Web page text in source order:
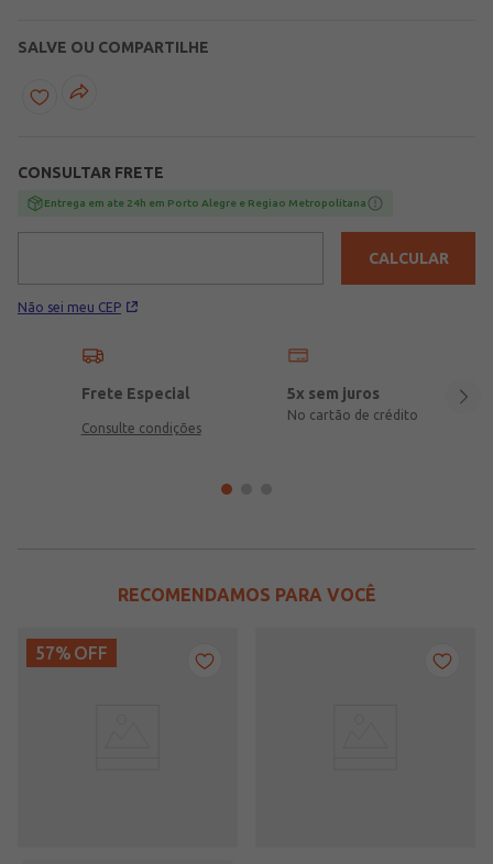
os desfiles e marcas de luxo, agora chega na cor tendência do
momento, o marrom, essencial para criar looks de alto verão com
bermudas. Aposte nessa peça versátil e muito confortável!
SALVE OU COMPARTILHE
CONSULTAR FRETE
Entrega em ate 24h em Porto Alegre e Regiao Metropolitana
Não sei meu CEP
CALCULAR
Frete Especial
Consulte condições
5x sem juros
No cartão de crédito
RECOMENDAMOS PARA VOCÊ
57% OFF